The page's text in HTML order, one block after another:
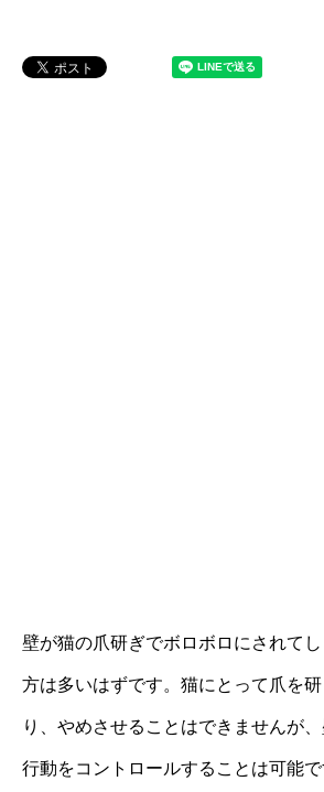
壁が猫の爪研ぎでボロボロにされて
方は多いはずです。猫にとって爪を
り、やめさせることはできませんが
行動をコントロールすることは可能